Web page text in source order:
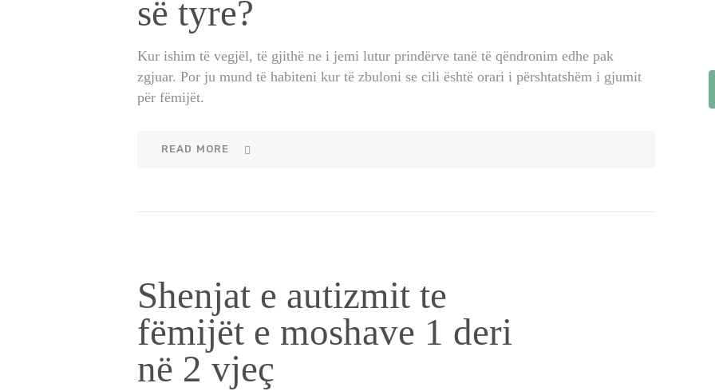
së tyre?
Kur ishim të vegjël, të gjithë ne i jemi lutur prindërve tanë të qëndronim edhe pak
zgjuar. Por ju mund të habiteni kur të zbuloni se cili është orari i përshtatshëm i gjumit
për fëmijët.
READ MORE
Shenjat e autizmit te
fëmijët e moshave 1 deri
në 2 vjeç